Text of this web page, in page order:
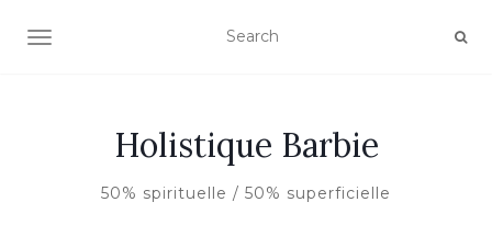
AFFICHER/MASQUER LA NAVIGATION
Holistique Barbie
50% spirituelle / 50% superficielle